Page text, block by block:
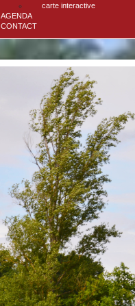
carte interactive
AGENDA
CONTACT